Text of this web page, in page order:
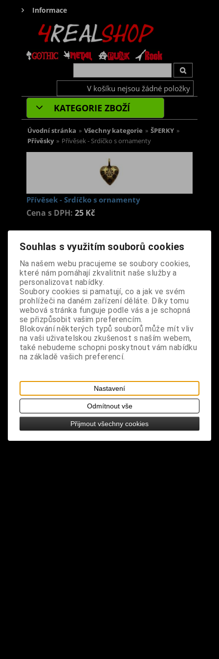
Informace
V košíku nejsou žádné položky
KATEGORIE ZBOŽÍ
Úvodní stránka » Všechny kategorie » ŠPERKY »
Přívěsky » Přívěsek - Srdíčko s ornamenty
Přívěsek - Srdíčko s ornamenty
Cena s DPH: 25 Kč
Dodání dny:
skladem
Koupit
Tabulky velikostí: zde
Výrobce: import EU
Katalogové číslo:DOSTPRIBPUS2350
Záruka (měsíců): 24
Dotaz na výrobek
Tisk
materiál: kov
rozměry: výška 1,2 cm, šířka 1,2 cm
Souhlas s využitím souborů cookies
Na našem webu pracujeme se soubory cookies,
které nám pomáhají zkvalitnit naše služby a
personalizovat nabídky.
Soubory cookies si pamatují, co a jak ve svém
prohlížeči na daném zařízení děláte. Díky tomu
webová stránka funguje podle vás a je schopná
se přizpůsobit vašim preferencím.
Blokování některých typů souborů může mít vliv
na vaši uživatelskou zkušenost s naším webem,
také nebudeme schopni poskytnout vám nabídku
na základě vašich preferencí.
Nastavení
Odmítnout vše
Přijmout všechny cookies